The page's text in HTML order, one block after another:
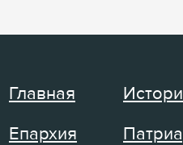
Главная
Епархия